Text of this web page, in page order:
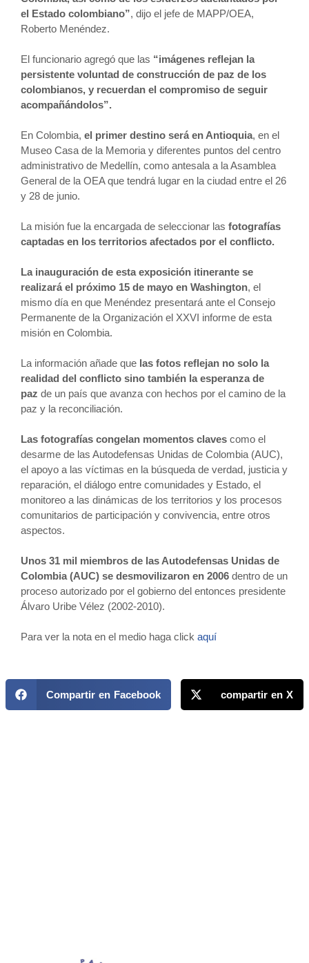
el Estado colombiano”, dijo el jefe de MAPP/OEA,
Roberto Menéndez.
El funcionario agregó que las “imágenes reflejan la
persistente voluntad de construcción de paz de los
colombianos, y recuerdan el compromiso de seguir
acompañándolos”.
En Colombia, el primer destino será en Antioquia, en el
Museo Casa de la Memoria y diferentes puntos del centro
administrativo de Medellín, como antesala a la Asamblea
General de la OEA que tendrá lugar en la ciudad entre el 26
y 28 de junio.
La misión fue la encargada de seleccionar las fotografías
captadas en los territorios afectados por el conflicto.
La inauguración de esta exposición itinerante se
realizará el próximo 15 de mayo en Washington, el
mismo día en que Menéndez presentará ante el Consejo
Permanente de la Organización el XXVI informe de esta
misión en Colombia.
La información añade que las fotos reflejan no solo la
realidad del conflicto sino también la esperanza de
paz de un país que avanza con hechos por el camino de la
paz y la reconciliación.
Las fotografías congelan momentos claves como el
desarme de las Autodefensas Unidas de Colombia (AUC),
el apoyo a las víctimas en la búsqueda de verdad, justicia y
reparación, el diálogo entre comunidades y Estado, el
monitoreo a las dinámicas de los territorios y los procesos
comunitarios de participación y convivencia, entre otros
aspectos.
Unos 31 mil miembros de las Autodefensas Unidas de
Colombia (AUC) se desmovilizaron en 2006 dentro de un
proceso autorizado por el gobierno del entonces presidente
Álvaro Uribe Vélez (2002-2010).
Para ver la nota en el medio haga click aquí
Compartir en Facebook compartir en X